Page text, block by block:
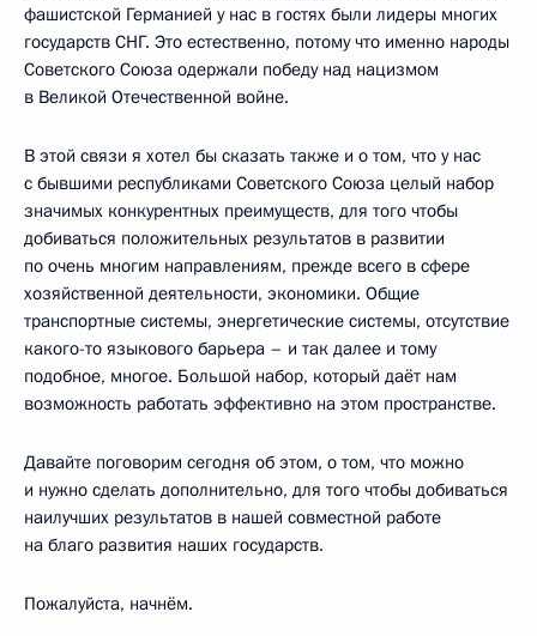
фашистской Германией у нас в гостях были лидеры многих
государств СНГ. Это естественно, потому что именно народы
Советского Союза одержали победу над нацизмом
в Великой Отечественной войне.
В этой связи я хотел бы сказать также и о том, что у нас
с бывшими республиками Советского Союза целый набор
значимых конкурентных преимуществ, для того чтобы
добиваться положительных результатов в развитии
по очень многим направлениям, прежде всего в сфере
хозяйственной деятельности, экономики. Общие
транспортные системы, энергетические системы, отсутствие
какого-то языкового барьера – и так далее и тому
подобное, многое. Большой набор, который даёт нам
возможность работать эффективно на этом пространстве.
Давайте поговорим сегодня об этом, о том, что можно
и нужно сделать дополнительно, для того чтобы добиваться
наилучших результатов в нашей совместной работе
на благо развития наших государств.
Пожалуйста, начнём.